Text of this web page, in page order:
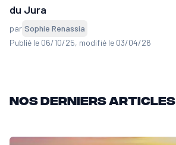
du Jura
par Sophie Renassia
Publié le 06/10/25, modifié le 03/04/26
Nos derniers articles